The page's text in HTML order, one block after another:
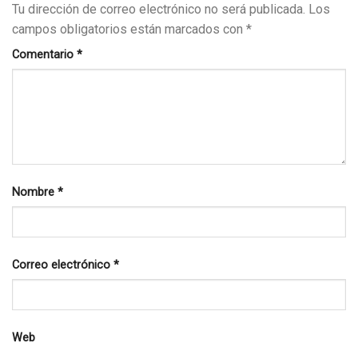
Tu dirección de correo electrónico no será publicada. Los
campos obligatorios están marcados con *
Comentario *
Nombre *
Correo electrónico *
Web